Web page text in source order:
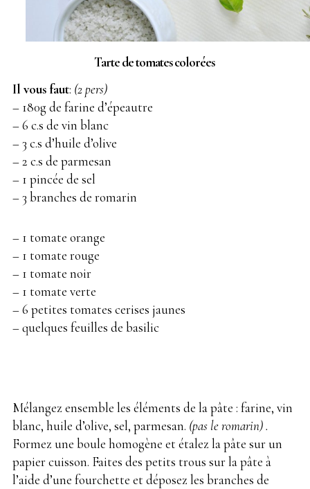
Tarte de tomates colorées
Il vous faut: (2 pers)
– 180g de farine d’épeautre
– 6 c.s de vin blanc
– 3 c.s d’huile d’olive
– 2 c.s de parmesan
– 1 pincée de sel
– 3 branches de romarin
– 1 tomate orange
– 1 tomate rouge
– 1 tomate noir
– 1 tomate verte
– 6 petites tomates cerises jaunes
– quelques feuilles de basilic
Mélangez ensemble les éléments de la pâte : farine, vin
blanc, huile d’olive, sel, parmesan. (pas le romarin) .
Formez une boule homogène et étalez la pâte sur un
papier cuisson. Faites des petits trous sur la pâte à
l’aide d’une fourchette et déposez les branches de